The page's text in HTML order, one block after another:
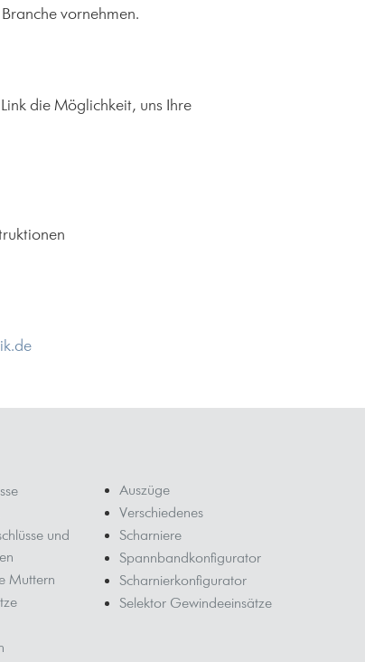
vornehmen.
die Möglichkeit, uns Ihre
und
Muttern
Auszüge
Verschiedenes
Scharniere
Spannbandkonfigurator
Scharnierkonfigurator
Selektor Gewindeeinsätze